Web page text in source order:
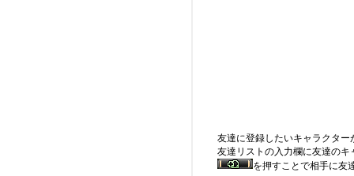
友達に登録したいキャラクタ
友達リストの入力欄に友達の
を押すことで相手に友